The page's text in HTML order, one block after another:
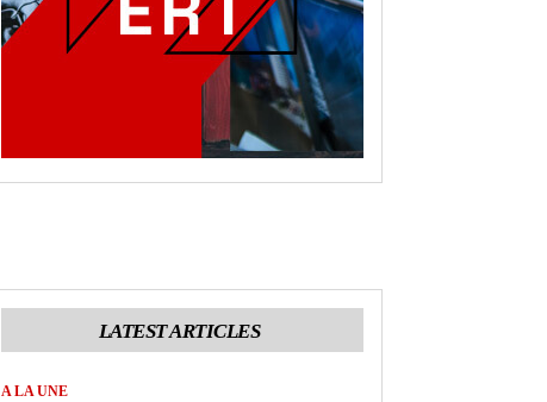
LATEST ARTICLES
A LA UNE